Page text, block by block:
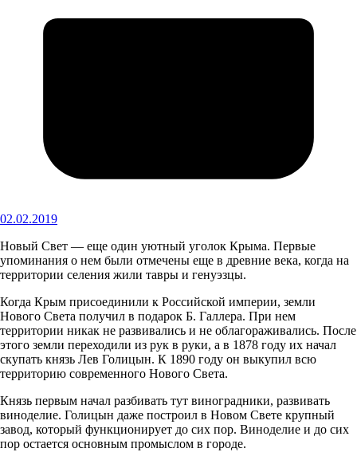
02.02.2019
Новый Свет — еще один уютный уголок Крыма. Первые
упоминания о нем были отмечены еще в древние века, когда на
территории селения жили тавры и генуэзцы.
Когда Крым присоединили к Российской империи, земли
Нового Света получил в подарок Б. Галлера. При нем
территории никак не развивались и не облагораживались. После
этого земли переходили из рук в руки, а в 1878 году их начал
скупать князь Лев Голицын. К 1890 году он выкупил всю
территорию современного Нового Света.
Князь первым начал разбивать тут виноградники, развивать
виноделие. Голицын даже построил в Новом Свете крупный
завод, который функционирует до сих пор. Виноделие и до сих
пор остается основным промыслом в городе.